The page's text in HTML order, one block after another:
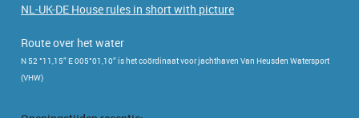
NL-UK-DE House rules in short with picture
Route over het water
N 52 °11,15” E 005°01,10” is het coördinaat voor jachthaven Van Heusden Watersport
(VHW)